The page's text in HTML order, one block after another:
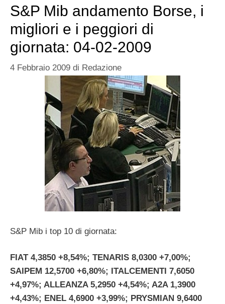
S&P Mib andamento Borse, i
migliori e i peggiori di
giornata: 04-02-2009
4 Febbraio 2009 di Redazione
S&P Mib i top 10 di giornata:
FIAT 4,3850 +8,54%; TENARIS 8,0300 +7,00%;
SAIPEM 12,5700 +6,80%; ITALCEMENTI 7,6050
+4,97%; ALLEANZA 5,2950 +4,54%; A2A 1,3900
+4,43%; ENEL 4,6900 +3,99%; PRYSMIAN 9,6400